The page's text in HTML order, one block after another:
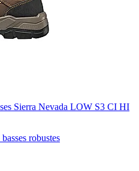
Sierra Nevada LOW S3 CI HI
robustes